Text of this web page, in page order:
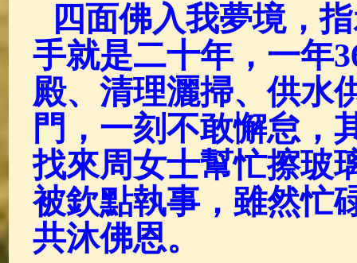
四面佛入我夢境，
手就是二十年，一年
殿、清理灑掃、供水
門，一刻不敢懈怠，
找來周女士幫忙擦玻
被欽點執事，雖然忙
共沐佛恩。